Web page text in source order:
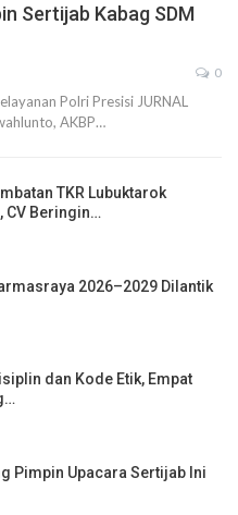
Sertijab Kabag SDM
0
Polri Presisi JURNAL
AKBP…
TKR Lubuktarok
CV Beringin…
2026–2029 Dilantik
dan Kode Etik, Empat
Pimpin Upacara Sertijab Ini